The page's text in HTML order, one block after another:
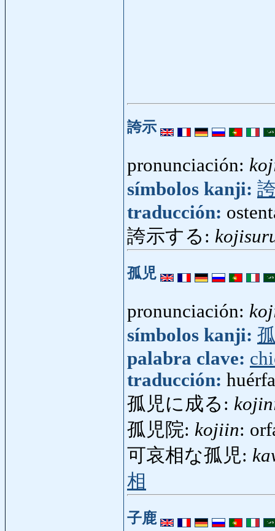
誇示
pronunciación:
símbolos kanji:
traducción:
誇示する:
孤児
pronunciación:
símbolos kanji:
palabra clave:
traducción:
孤児に成る:
孤児院: kojiin:
可哀相な孤児:
相
子鹿